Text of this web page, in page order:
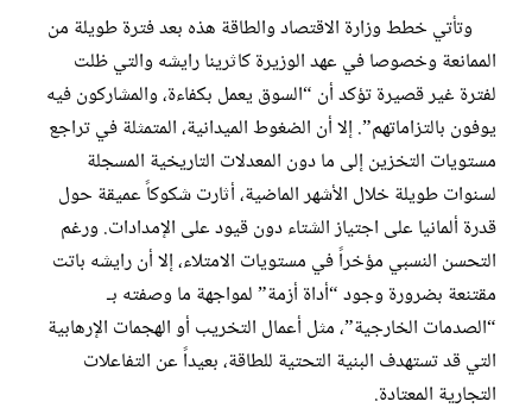
وتأتي خطط وزارة الاقتصاد والطاقة هذه بعد فترة طويلة من
الممانعة وخصوصا في عهد الوزيرة كاثرينا رايشه والتي ظلت
لفترة غير قصيرة تؤكد أن “السوق يعمل بكفاءة، والمشاركون فيه
يوفون بالتزاماتهم”. إلا أن الضغوط الميدانية، المتمثلة في تراجع
مستويات التخزين إلى ما دون المعدلات التاريخية المسجلة
لسنوات طويلة خلال الأشهر الماضية، أثارت شكوكاً عميقة حول
قدرة ألمانيا على اجتياز الشتاء دون قيود على الإمدادات. ورغم
التحسن النسبي مؤخراً في مستويات الامتلاء، إلا أن رايشه باتت
مقتنعة بضرورة وجود “أداة أزمة” لمواجهة ما وصفته بـ
“الصدمات الخارجية”، مثل أعمال التخريب أو الهجمات الإرهابية
التي قد تستهدف البنية التحتية للطاقة، بعيداً عن التفاعلات
التجارية المعتادة.